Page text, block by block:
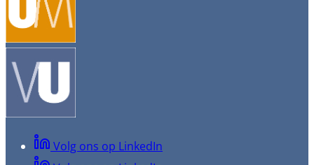
Volg ons op LinkedIn